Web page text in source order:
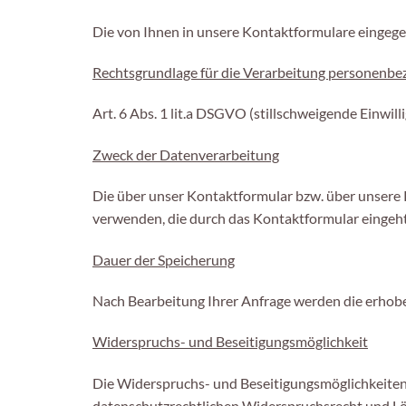
Die von Ihnen in unsere Kontaktformulare
Rechtsgrundlage für die Verarbeitung
Art. 6 Abs. 1 lit.a DSGVO (stillschweigende
Zweck der Datenverarbeitung
Die über unser Kontaktformular bzw. über
verwenden, die durch das Kontaktformular
Dauer der Speicherung
Nach Bearbeitung Ihrer Anfrage werden die
Widerspruchs- und Beseitigungsmöglichkeit
Die Widerspruchs- und